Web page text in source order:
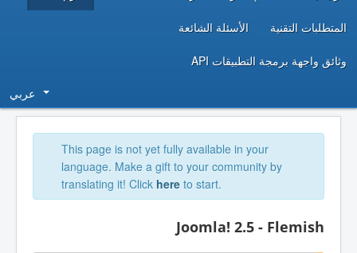
المتطلبات التقنية الأسئلة الشائعة
وثائق واجهة برمجة التطبيقات API
عربي
This page is not yet fully available in your
language. Make a gift to your community by
translating it! Click here to start.
Joomla! 2.5 - Flemish